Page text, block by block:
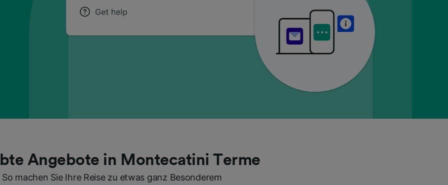
Angebote in Montecatini Terme
So machen Sie Ihre Reise zu etwas ganz Besonderem